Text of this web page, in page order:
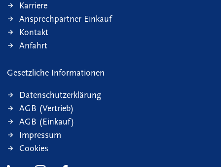
Karriere
Ansprechpartner Einkauf
Kontakt
Anfahrt
Gesetzliche Informationen
Datenschutzerklärung
AGB (Vertrieb)
AGB (Einkauf)
Impressum
Cookies